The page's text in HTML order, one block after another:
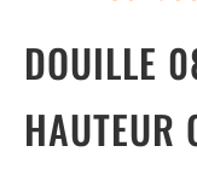
DOUILLE
HAUTEUR